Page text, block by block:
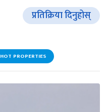
प्रतिक्रिया दिनुहोस्
HOT PROPERTIES